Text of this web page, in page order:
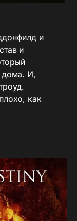
и
и
дома. И,
как